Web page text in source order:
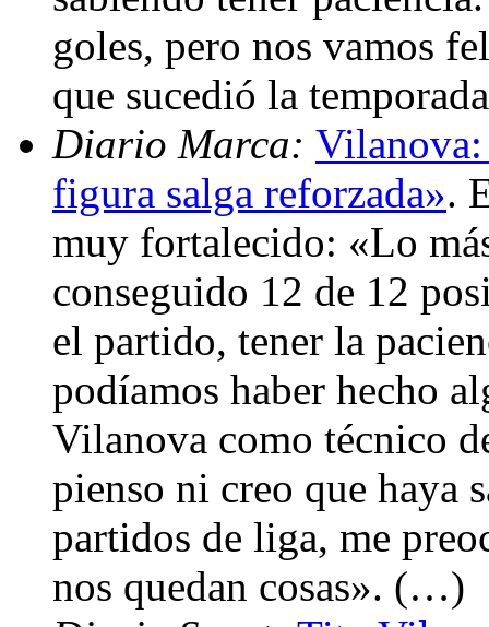
goles, pero nos vamos
que sucedió la
Diario Marca:
figura salga reforzada».
muy fortalecido: «Lo
conseguido 12 de 12
el partido, tener la
podíamos haber hecho
Vilanova como técnico
pienso ni creo que haya
partidos de liga, me
nos quedan cosas». (…)